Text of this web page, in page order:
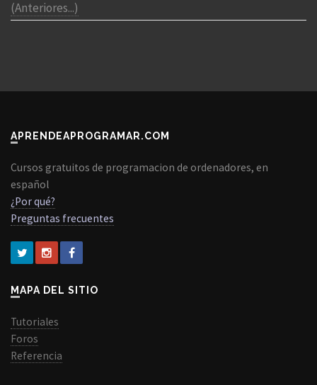
(Anteriores...)
APRENDEAPROGRAMAR.COM
Cursos gratuitos de programacion de ordenadores, en
español
¿Por qué?
Preguntas frecuentes
MAPA DEL SITIO
Tutoriales
Foros
Referencia